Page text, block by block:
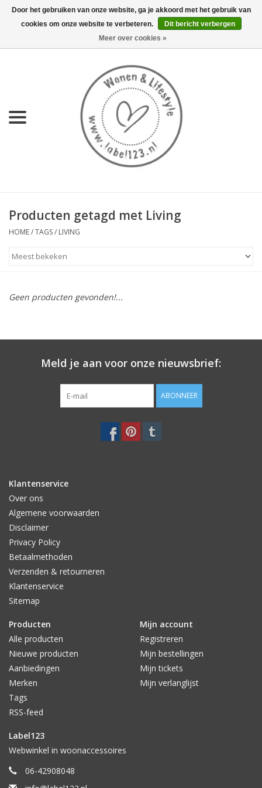
0 Artikelen - €0,00
KEUKEN
LIFESTYLE
MEUBELS
Producten getagd met Living
HOME/TAGS/ LIVING
Geen producten gevonden!...
Meld je aan voor onze nieuwsbrief:
ABONNEER
Klantenservice
Over ons
Algemene voorwaarden
Disclaimer
Privacy Policy
Betaalmethoden
Verzenden & retourneren
Klantenservice
Sitemap
Producten
Alle producten
Nieuwe producten
Aanbiedingen
Merken
Tags
RSS-feed
Mijn account
Registreren
Mijn bestellingen
Mijn tickets
Mijn verlanglijst
Label123
Webwinkel in woonaccessoires
06-42908048
Door het gebruiken van onze website, ga je akkoord met het gebruik van
cookies om onze website te verbeteren.
Dit bericht verbergen
Meer over cookies »